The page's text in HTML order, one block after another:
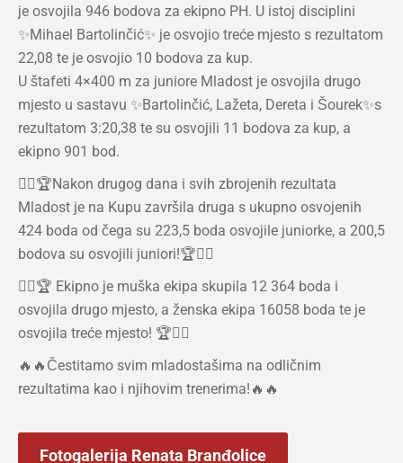
je osvojila 946 bodova za ekipno PH. U istoj disciplini
✨Mihael Bartolinčić✨ je osvojio treće mjesto s rezultatom
22,08 te je osvojio 10 bodova za kup.
U štafeti 4×400 m za juniore Mladost je osvojila drugo
mjesto u sastavu ✨Bartolinčić, Lažeta, Dereta i Šourek✨s
rezultatom 3:20,38 te su osvojili 11 bodova za kup, a
ekipno 901 bod.
❤️‍🔥🏆Nakon drugog dana i svih zbrojenih rezultata
Mladost je na Kupu završila druga s ukupno osvojenih
424 boda od čega su 223,5 boda osvojile juniorke, a 200,5
bodova su osvojili juniori!🏆❤️‍🔥
❤️‍🔥🏆 Ekipno je muška ekipa skupila 12 364 boda i
osvojila drugo mjesto, a ženska ekipa 16058 boda te je
osvojila treće mjesto! 🏆❤️‍🔥
🔥🔥Čestitamo svim mladostašima na odličnim
rezultatima kao i njihovim trenerima!🔥🔥
Fotogalerija Renata Branđolice